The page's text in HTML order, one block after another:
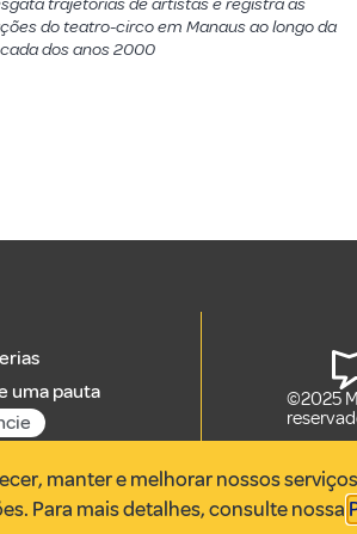
do teatro-circo em Manaus ao longo da
dos anos 2000
uma pauta
©2025
manter e melhorar nossos
Para mais detalhes, consulte nossa